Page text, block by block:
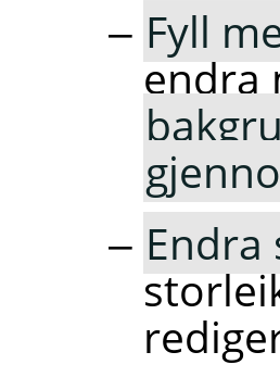
Fyll
endra